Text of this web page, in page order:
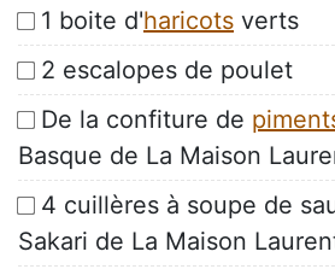
1 boite d'haricots verts
2 escalopes de poulet
De la confiture de
Basque de La Maison
4 cuillères à soupe de
Sakari de La Maison